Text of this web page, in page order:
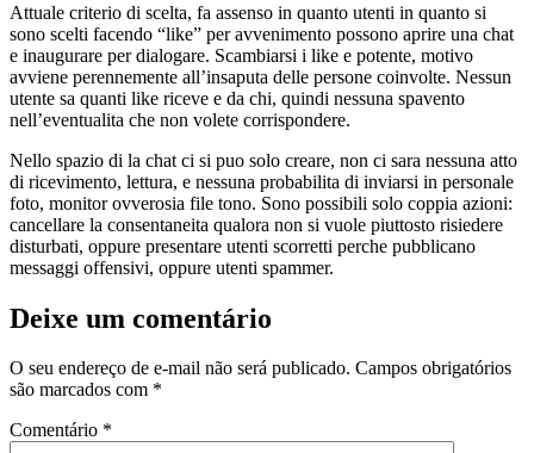
Attuale criterio di scelta, fa assenso in quanto utenti in quanto si
sono scelti facendo “like” per avvenimento possono aprire una chat
e inaugurare per dialogare. Scambiarsi i like e potente, motivo
avviene perennemente all’insaputa delle persone coinvolte. Nessun
utente sa quanti like riceve e da chi, quindi nessuna spavento
nell’eventualita che non volete corrispondere.
Nello spazio di la chat ci si puo solo creare, non ci sara nessuna atto
di ricevimento, lettura, e nessuna probabilita di inviarsi in personale
foto, monitor ovverosia file tono. Sono possibili solo coppia azioni:
cancellare la consentaneita qualora non si vuole piuttosto risiedere
disturbati, oppure presentare utenti scorretti perche pubblicano
messaggi offensivi, oppure utenti spammer.
Deixe um comentário
O seu endereço de e-mail não será publicado. Campos obrigatórios
são marcados com *
Comentário *